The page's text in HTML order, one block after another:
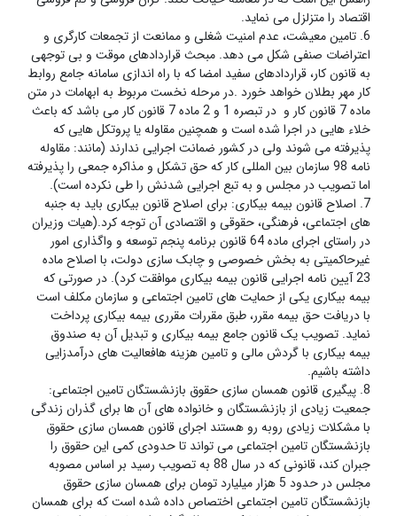
اقتصاد را متزلزل می نماید.
6. تامین معیشت، عدم امنیت شغلی و ممانعت از تجمعات کارگری و
اعتراضات صنفی شکل می دهد. مبحث قراردادهای موقت و بی توجهی
به قانون کار، قراردادهای سفید امضا که با راه اندازی سامانه جامع روابط
کار مهر بطلان خواهد خورد .در مرحله نخست مربوط به ابهامات در متن
ماده 7 قانون کار و در تبصره 1 و 2 ماده 7 قانون کار می باشد که باعث
خلاء هایی در اجرا شده است و همچنین مقاوله یا پروتکل هایی که
پذیرفته می شوند ولی در کشور ضمانت اجرایی ندارند (مانند: مقاوله
نامه 98 سازمان بین المللی کار که حق تشکل و مذاکره جمعی را پذیرفته
اما تصویب در مجلس و به تبع اجرایی شدنش را طی نکرده است).
7. اصلاح قانون بیمه بیکاری: برای اصلاح قانون بیکاری باید به جنبه
های اجتماعی، فرهنگی، حقوقی و اقتصادی آن توجه کرد.(هیات وزیران
در راستای اجرای ماده 64 قانون برنامه پنجم توسعه و واگذاری امور
غیرحاکمیتی به بخش خصوصی و چابک سازی دولت، با اصلاح ماده
23 آیین نامه اجرایی قانون بیمه بیکاری موافقت کرد). در صورتی که
بیمه بیکاری یکی از حمایت های تامین اجتماعی و سازمان مکلف است
با دریافت حق بیمه مقرر، طبق مقررات مقرری بیمه بیکاری پرداخت
نماید. تصویب یک قانون جامع بیمه بیکاری و تبدیل آن به صندوق
بیمه بیکاری با گردش مالی و تامین هزینه هافعالیت های درآمدزایی
داشته باشیم.
8. پیگیری قانون همسان سازی حقوق بازنشستگان تامین اجتماعی:
جمعیت زیادی از بازنشستگان و خانواده های آن ها برای گذران زندگی
با مشکلات زیادی روبه رو هستند اجرای قانون همسان سازی حقوق
بازنشستگان تامین اجتماعی می تواند تا حدودی کمی این حقوق را
جبران کند، قانونی که در سال 88 به تصویب رسید بر اساس مصوبه
مجلس در حدود 5 هزار میلیارد تومان برای همسان سازی حقوق
بازنشستگان تامین اجتماعی اختصاص داده شده است که برای همسان